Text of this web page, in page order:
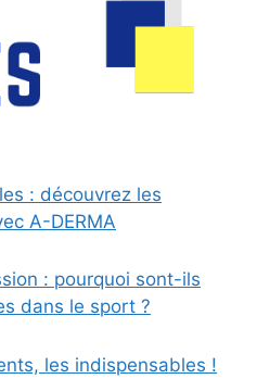
: découvrez les
A-DERMA
: pourquoi sont-ils
dans le sport ?
les indispensables !